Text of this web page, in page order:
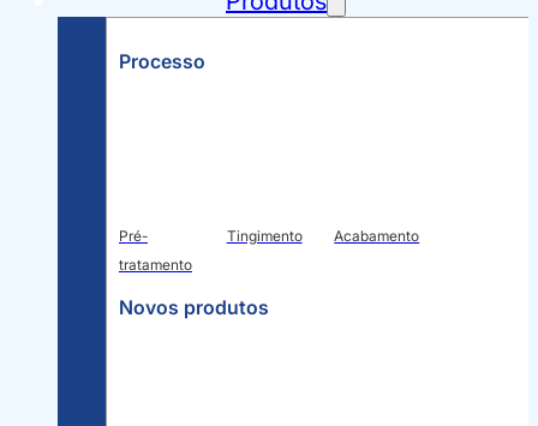
Processo
Pré-
tratamento
Tingimento Acabamento
Novos produtos